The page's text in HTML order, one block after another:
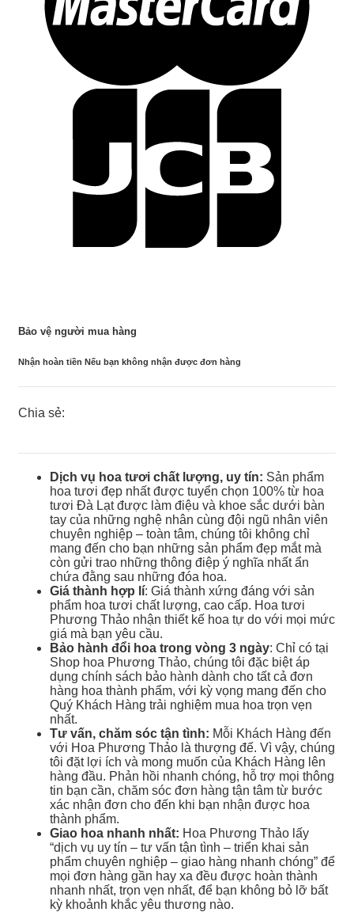
Bảo vệ người mua hàng
Nhận hoàn tiền Nếu bạn không nhận được đơn hàng
Chia sẻ:
Dịch vụ hoa tươi chất lượng, uy tín: Sản phẩm
hoa tươi đẹp nhất được tuyển chọn 100% từ hoa
tươi Đà Lạt được làm điệu và khoe sắc dưới bàn
tay của những nghệ nhân cùng đội ngũ nhân viên
chuyên nghiệp – toàn tâm, chúng tôi không chỉ
mang đến cho bạn những sản phẩm đẹp mắt mà
còn gửi trao những thông điệp ý nghĩa nhất ẩn
chứa đằng sau những đóa hoa.
Giá thành hợp lí: Giá thành xứng đáng với sản
phẩm hoa tươi chất lượng, cao cấp. Hoa tươi
Phương Thảo nhận thiết kế hoa tự do với mọi mức
giá mà bạn yêu cầu.
Bảo hành đổi hoa trong vòng 3 ngày: Chỉ có tại
Shop hoa Phương Thảo, chúng tôi đặc biệt áp
dụng chính sách bảo hành dành cho tất cả đơn
hàng hoa thành phẩm, với kỳ vọng mang đến cho
Quý Khách Hàng trải nghiệm mua hoa trọn vẹn
nhất.
Tư vấn, chăm sóc tận tình: Mỗi Khách Hàng đến
với Hoa Phương Thảo là thượng đế. Vì vậy, chúng
tôi đặt lợi ích và mong muốn của Khách Hàng lên
hàng đầu. Phản hồi nhanh chóng, hỗ trợ mọi thông
tin bạn cần, chăm sóc đơn hàng tận tâm từ bước
xác nhận đơn cho đến khi bạn nhận được hoa
thành phẩm.
Giao hoa nhanh nhất: Hoa Phương Thảo lấy
“dịch vụ uy tín – tư vấn tận tình – triển khai sản
phẩm chuyên nghiệp – giao hàng nhanh chóng” để
mọi đơn hàng gần hay xa đều được hoàn thành
nhanh nhất, trọn vẹn nhất, để bạn không bỏ lỡ bất
kỳ khoảnh khắc yêu thương nào.